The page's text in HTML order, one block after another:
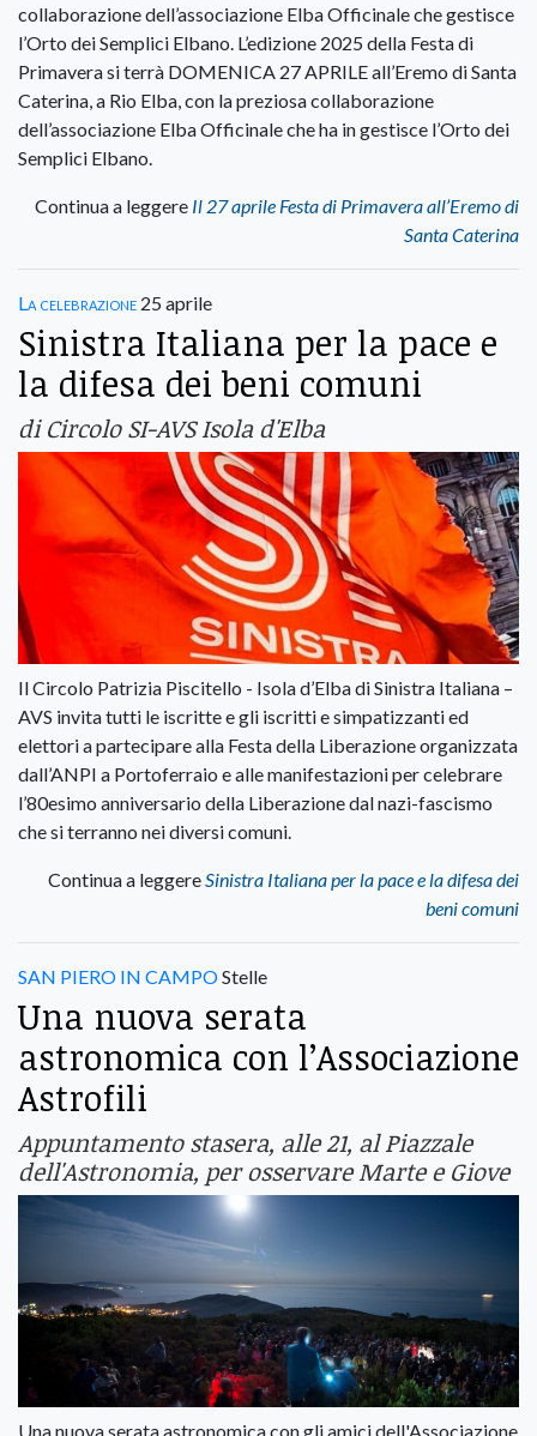
collaborazione dell’associazione Elba Officinale che gestisce
l’Orto dei Semplici Elbano. L’edizione 2025 della Festa di
Primavera si terrà DOMENICA 27 APRILE all’Eremo di Santa
Caterina, a Rio Elba, con la preziosa collaborazione
dell’associazione Elba Officinale che ha in gestisce l’Orto dei
Semplici Elbano.
Continua a leggere Il 27 aprile Festa di Primavera all’Eremo di
Santa Caterina
La celebrazione 25 aprile
Sinistra Italiana per la pace e
la difesa dei beni comuni
di Circolo SI-AVS Isola d'Elba
Il Circolo Patrizia Piscitello - Isola d’Elba di Sinistra Italiana –
AVS invita tutti le iscritte e gli iscritti e simpatizzanti ed
elettori a partecipare alla Festa della Liberazione organizzata
dall’ANPI a Portoferraio e alle manifestazioni per celebrare
l’80esimo anniversario della Liberazione dal nazi-fascismo
che si terranno nei diversi comuni.
Continua a leggereSinistra Italiana per la pace e la difesa dei
beni comuni
SAN PIERO IN CAMPOStelle
Una nuova serata
astronomica con l’Associazione
Astrofili
Appuntamento stasera, alle 21, al Piazzale
dell'Astronomia, per osservare Marte e Giove
Una nuova serata astronomica con gli amici dell'Associazione